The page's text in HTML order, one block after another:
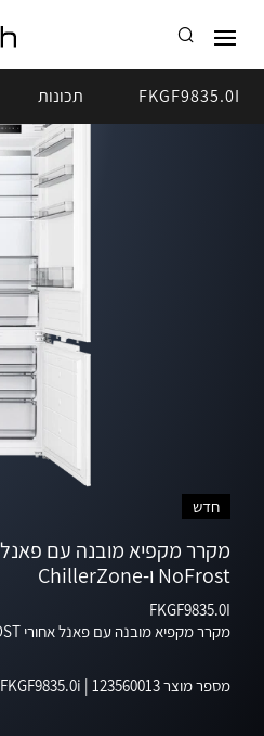
FKGF9835.0I תכונות
חדש
NoFrost ו-ChillerZone
FKGF9835.0I
מקרר מקפיא מובנה עם פאנל אחורי LED, NOFROST ו-CHILLERZONE
מספר מוצר FKGF9835.0i | 123560013